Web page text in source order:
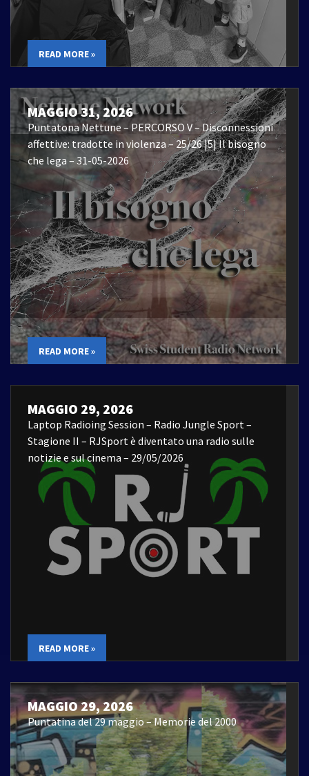
READ MORE »
MAGGIO 31, 2026
Puntatona Nettune – PERCORSO V – Disconnessioni
affettive: tradotte in violenza – 25/26 |5| Il bisogno
che lega – 31-05-2026
READ MORE »
MAGGIO 29, 2026
Laptop Radioing Session – Radio Jungle Sport –
Stagione II – RJSport è diventato una radio sulle
notizie e sul cinema – 29/05/2026
READ MORE »
MAGGIO 29, 2026
Puntatina del 29 maggio – Memorie del 2000